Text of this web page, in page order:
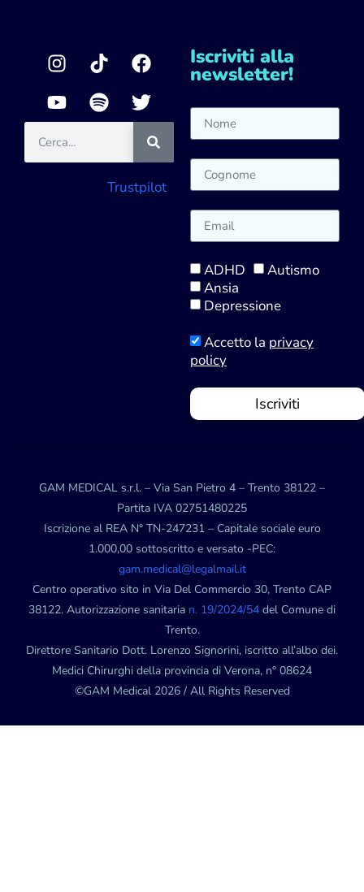
Trustpilot
Iscriviti alla
newsletter!
ADHD
Autismo
Ansia
Depressione
Accetto la privacy
policy
Iscriviti
GAM MEDICAL s.r.l. – Via San Pietro 4 – Trento 38122 –
Partita IVA 02751480225
Iscrizione al REA N° TN-247231 – Capitale sociale euro
1.000,00 sottoscritto e versato -PEC:
gam.medical@legalmail.it
Centro operativo sito in Via Del Commercio 30, Trento CAP
38122. Autorizzazione sanitaria n. 19/2024/54 del Comune di
Trento.
Direttore Sanitario Dott. Lorenzo Signorini, iscritto all’albo dei.
Medici Chirurghi della provincia di Verona, n° 08624
©GAM Medical 2026 / All Rights Reserved